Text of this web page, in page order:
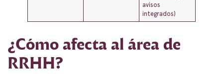
avisos
integrados)
¿Cómo afecta al área de
RRHH?